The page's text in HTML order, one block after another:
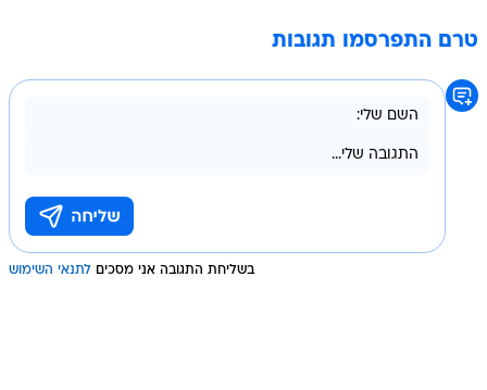
טרם התפרסמו תגובות
בשליחת התגובה אני מסכים לתנאי השימוש